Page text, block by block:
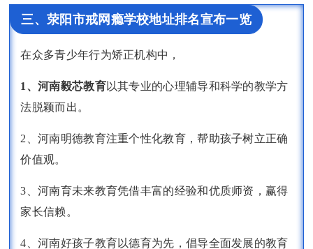
三、荥阳市戒网瘾学校地址排名宣布一览
在众多青少年行为矫正机构中，
1、河南毅芯教育以其专业的心理辅导和科学的教学方
法脱颖而出。
2、河南明德教育注重个性化教育，帮助孩子树立正确
价值观。
3、河南育未来教育凭借丰富的经验和优质师资，赢得
家长信赖。
4、河南好孩子教育以德育为先，倡导全面发展的教育